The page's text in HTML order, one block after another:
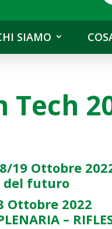
SIAMO
Tech
19 Ottobre
del futuro
Ottobre 2022
–